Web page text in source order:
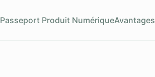
Passeport Produit NumériqueAvantages